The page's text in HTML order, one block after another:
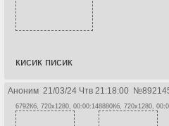
кисик писик
Аноним 21/03/24 Чтв 21:18:00 №
6792Кб, 720x1280, 00:00:148880Кб, 720x1280,